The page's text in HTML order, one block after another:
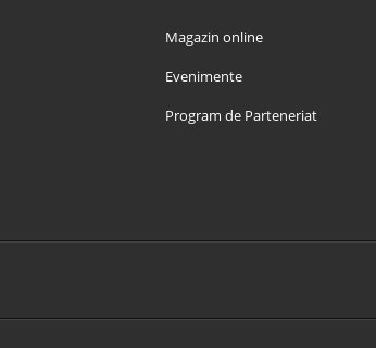
Magazin online
Evenimente
Program de Parteneriat